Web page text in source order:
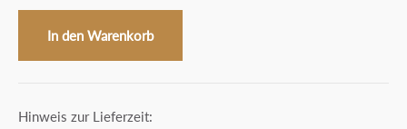
In den Warenkorb
Hinweis zur Lieferzeit: